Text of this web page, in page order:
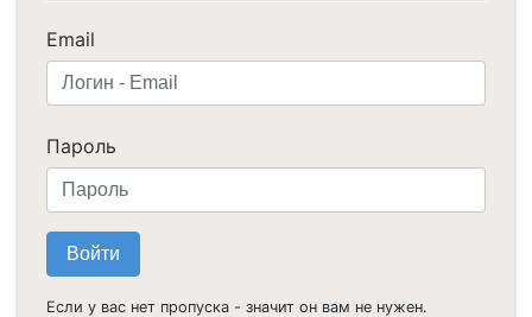
Email
Пароль
Если у вас нет пропуска - значит он вам не нужен.